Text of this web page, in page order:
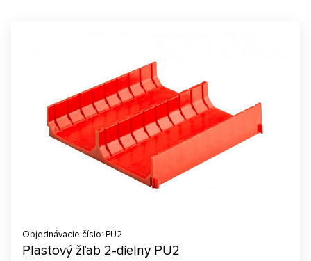
Objednávacie číslo: PU2
Plastový žľab 2-dielny PU2